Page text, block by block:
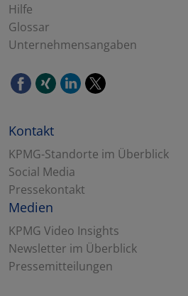
Hilfe
Glossar
Unternehmensangaben
Kontakt
KPMG-Standorte im Überblick
Social Media
Pressekontakt
Medien
KPMG Video Insights
Newsletter im Überblick
Pressemitteilungen